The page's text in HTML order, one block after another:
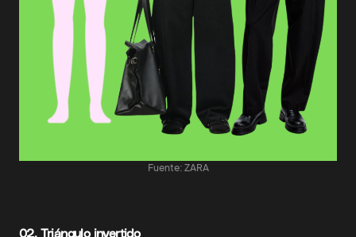
Fuente: ZARA
02. Triángulo invertido